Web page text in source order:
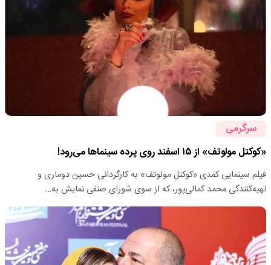
سرگرمی
«کوکتل مولوتف» از ۱۵ اسفند روی پرده سینماها می‌رود!
فیلم سینمایی کمدی «کوکتل مولوتف» به کارگردانی حسین دوماری و
تهیه‌کنندگی محمد کمالی‌پور، که از سوی شورای صنفی نمایش به…